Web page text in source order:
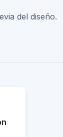
del diseño.